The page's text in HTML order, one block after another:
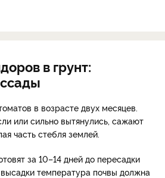
в грунт:
в возрасте двух месяцев.
или сильно вытянулись, сажают
часть стебля землей.
за 10–14 дней до пересадки
температура почвы должна